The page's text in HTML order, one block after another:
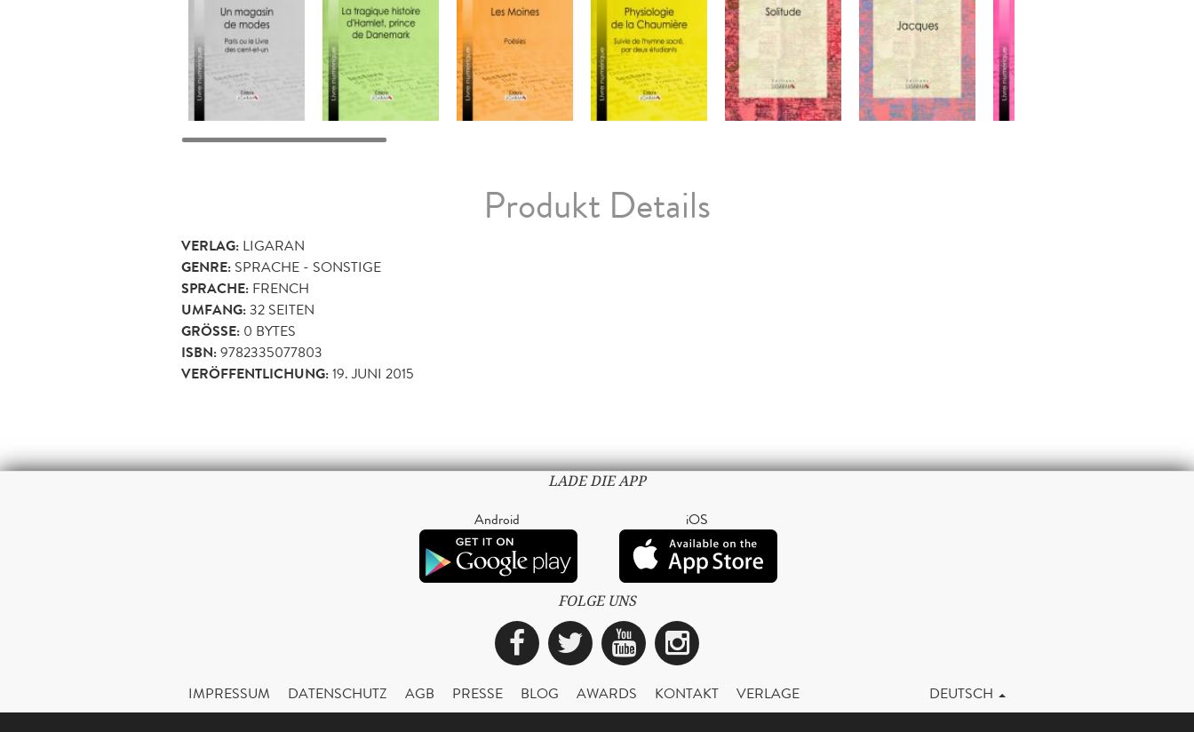
Produkt Details
VERLAG: LIGARAN
GENRE: SPRACHE - SONSTIGE
SPRACHE: FRENCH
UMFANG:32 SEITEN
GRÖSSE: 0 BYTES
ISBN:9782335077803
VERÖFFENTLICHUNG:19. JUNI 2015
LADE DIE APP
Android iOS
FOLGE UNS
Facebook
TwitterYouTubeInstagram
IMPRESSUM DATENSCHUTZ AGB PRESSE BLOG AWARDS KONTAKT VERLAGE DEUTSCH